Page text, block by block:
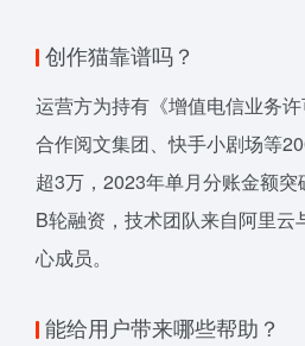
创作猫靠谱吗？
运营方为持有《增值电信业务
合作阅文集团、快手小剧场等
超3万，2023年单月分账金额
B轮融资，技术团队来自阿里云
心成员。
能给用户带来哪些帮助？